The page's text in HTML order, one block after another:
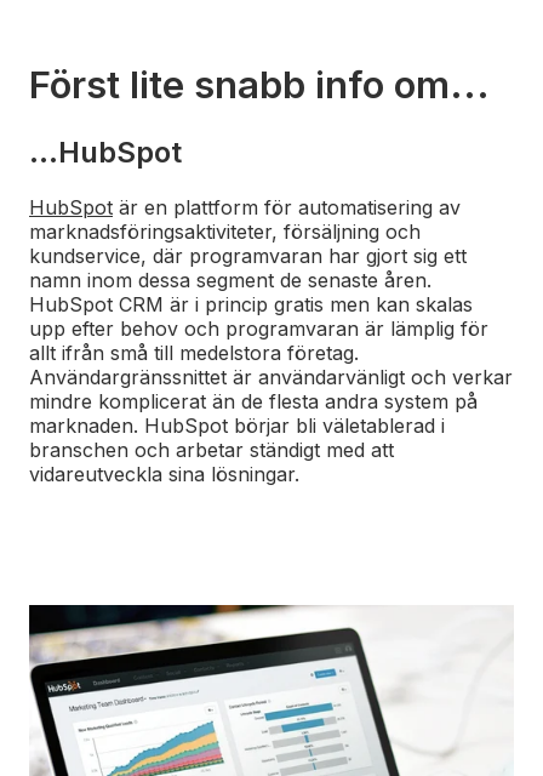
Först lite snabb info om...
...HubSpot
HubSpot är en plattform för automatisering av
marknadsföringsaktiviteter, försäljning och
kundservice, där programvaran har gjort sig ett
namn inom dessa segment de senaste åren.
HubSpot CRM är i princip gratis men kan skalas
upp efter behov och programvaran är lämplig för
allt ifrån små till medelstora företag.
Användargränssnittet är användarvänligt och verkar
mindre komplicerat än de flesta andra system på
marknaden. HubSpot börjar bli väletablerad i
branschen och arbetar ständigt med att
vidareutveckla sina lösningar.